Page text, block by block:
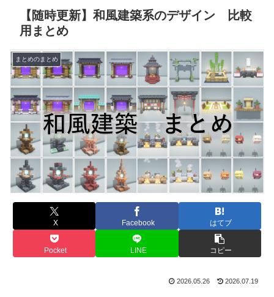
【随時更新】和風建築系のデザイン 比較
用まとめ
まとめのまとめ
X Facebook はてブ
Pocket LINE コピー
2026.05.26 2026.07.19